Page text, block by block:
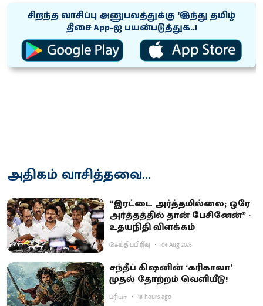
சிறந்த வாசிப்பு அனுபவத்துக்கு ‘இந்து தமிழ்
திசை App-ஐ பயன்படுத்துக..!
அதிகம் வாசித்தவை...
“இரட்டை அர்த்தமில்லை; ஒரே
அர்த்தத்தில் தான் பேசினேன்” -
உதயநிதி விளக்கம்
செய்திப்பிரிவு 04 Aug 2026
சந்தீப் கிஷனின் ‘கரிகாலா’
முதல் தோற்றம் வெளியீடு!
ப்ரியா 18 hours ago